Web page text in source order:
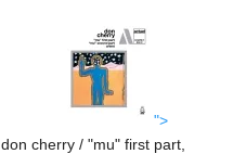
">
don cherry / "mu" first part,